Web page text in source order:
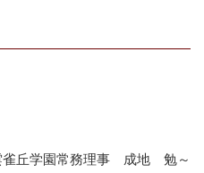
雀丘学園常務理事 成地 勉～